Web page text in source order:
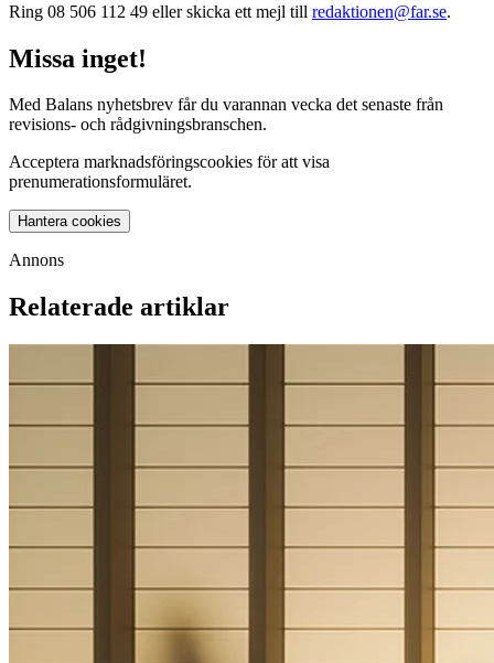
Ring 08 506 112 49 eller skicka ett mejl till redaktionen@far.se.
Missa inget!
Med Balans nyhetsbrev får du varannan vecka det senaste från
revisions- och rådgivningsbranschen.
Acceptera marknadsföringscookies för att visa
prenumerationsformuläret.
Hantera cookies
Annons
Relaterade artiklar